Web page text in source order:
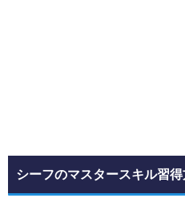
シーフのマスタースキル習